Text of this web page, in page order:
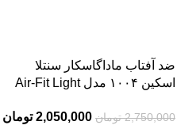
ضد آفتاب ماداگاسکار سنتلا
اسکین ۱۰۰۴ مدل Air-Fit Light
2,750,000 تومان 2,050,000 تومان